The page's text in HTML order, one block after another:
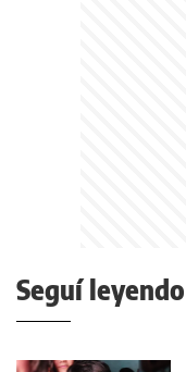
Seguí leyendo